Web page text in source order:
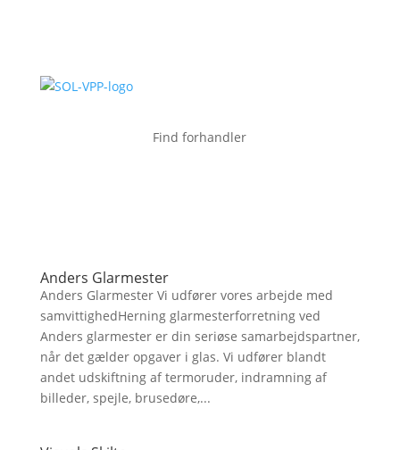
Find forhandler
Anders Glarmester
Anders Glarmester Vi udfører vores arbejde med
samvittighedHerning glarmesterforretning ved
Anders glarmester er din seriøse samarbejdspartner,
når det gælder opgaver i glas. Vi udfører blandt
andet udskiftning af termoruder, indramning af
billeder, spejle, brusedøre,...